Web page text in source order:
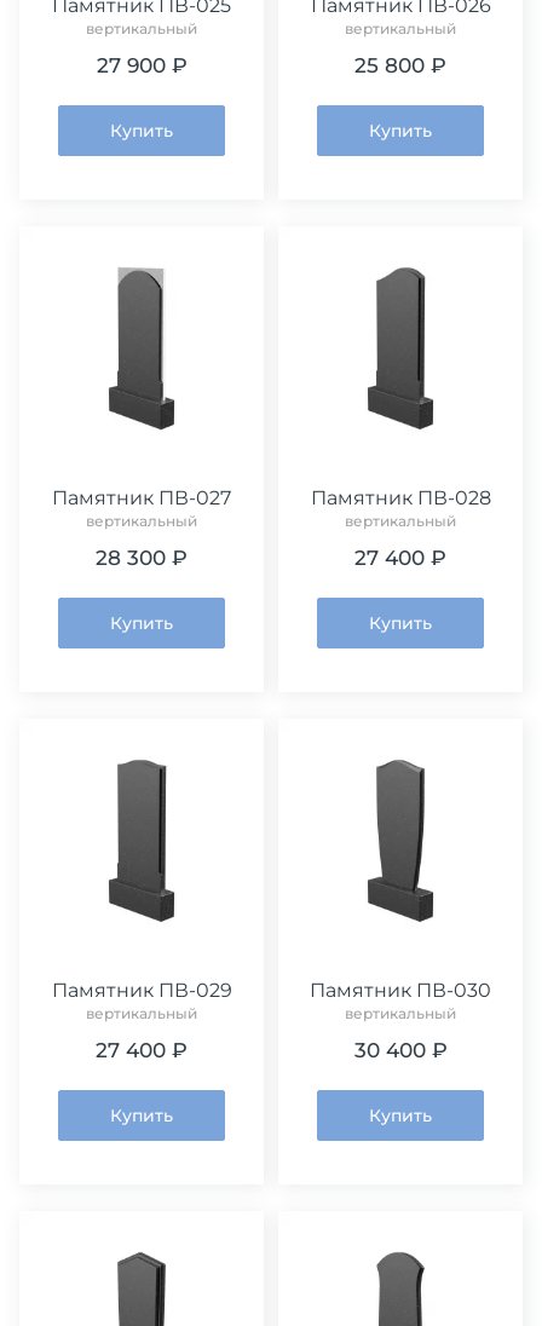
Памятник ПВ-025
вертикальный
27 900 ₽
Купить
Памятник ПВ-026
вертикальный
25 800 ₽
Купить
Памятник ПВ-027
вертикальный
28 300 ₽
Купить
Памятник ПВ-028
вертикальный
27 400 ₽
Купить
Памятник ПВ-029
вертикальный
27 400 ₽
Купить
Памятник ПВ-030
вертикальный
30 400 ₽
Купить